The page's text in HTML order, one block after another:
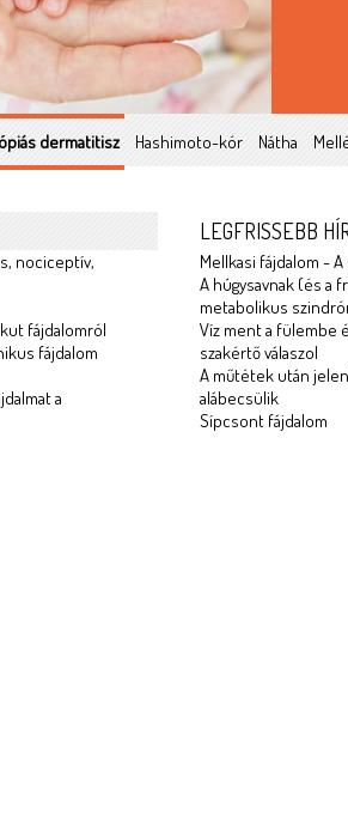
dermatitisz Hashimoto-kór Nátha
nociceptív,
fájdalomról
fájdalom
a
LEGFRISSEBB
Mellkasi fájdalom -
A húgysavnak (és a
metabolikus
Víz ment a fülembe
szakértő válaszol
A műtétek után
alábecsülik
Sípcsont fájdalom